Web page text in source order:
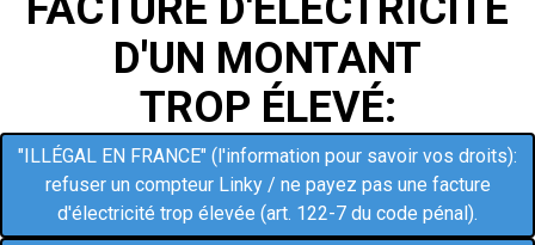
D'UN MONTANT
TROP ÉLEVÉ:
"ILLÉGAL EN FRANCE" (l'information pour savoir vos droits):
refuser un compteur Linky / ne payez pas une facture
d'électricité trop élevée (art. 122-7 du code pénal).